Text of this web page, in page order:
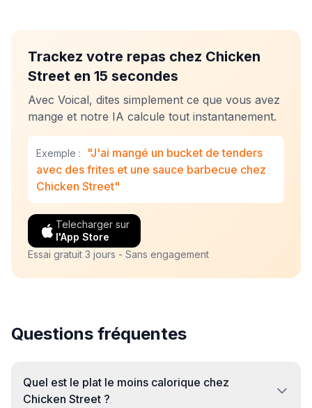
Trackez votre repas chez Chicken
Street en 15 secondes
Avec Voical, dites simplement ce que vous avez
mange et notre IA calcule tout instantanement.
Exemple :
"J'ai mangé un bucket de tenders
avec des frites et une sauce barbecue chez
Chicken Street"
Telecharger sur
l'App Store
Essai gratuit 3 jours - Sans engagement
Questions fréquentes
Quel est le plat le moins calorique chez
Chicken Street ?